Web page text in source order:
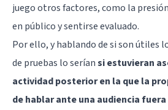
juego otros factores, como la
en público y sentirse evaluado.
Por ello, y hablando de si son útiles
de pruebas lo seríansi estuvieran
actividad posterior en la que la
de hablar ante una audiencia